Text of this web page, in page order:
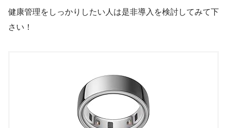
健康管理をしっかりしたい人は是非導入を検討してみて下
さい！